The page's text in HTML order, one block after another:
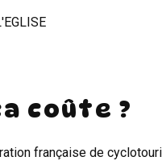
coûte ?
française de